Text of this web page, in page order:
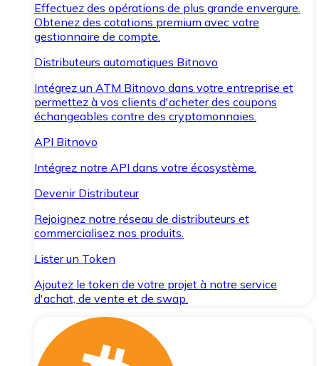
Effectuez des opérations de plus grande envergure.
Obtenez des cotations premium avec votre
gestionnaire de compte.
Distributeurs automatiques Bitnovo
Intégrez un ATM Bitnovo dans votre entreprise et
permettez à vos clients d'acheter des coupons
échangeables contre des cryptomonnaies.
API Bitnovo
Intégrez notre API dans votre écosystème.
Devenir Distributeur
Rejoignez notre réseau de distributeurs et
commercialisez nos produits.
Lister un Token
Ajoutez le token de votre projet à notre service
d'achat, de vente et de swap.